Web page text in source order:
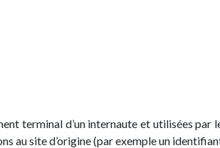
terminal d’un internaute et utilisées
site d’origine (par exemple un identifiant